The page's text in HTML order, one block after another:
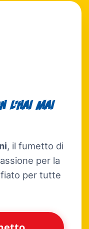
l'hai mai
, il fumetto di
per la
per tutte